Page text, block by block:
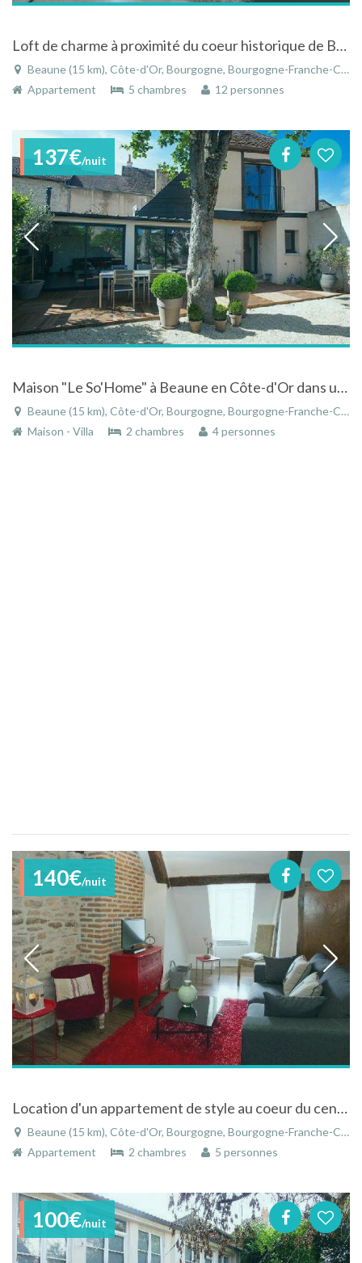
Loft de charme à proximité du coeur historique de Beaune
Beaune (15 km), Côte-d'Or, Bourgogne, Bourgogne-Franche-Comté, France
Appartement
5 chambres 12 personnes
137€/nuit
Maison "Le So'Home" à Beaune en Côte-d'Or dans un lieu propice à la détente et à la rêverie
Beaune (15 km), Côte-d'Or, Bourgogne, Bourgogne-Franche-Comté, France
Maison - Villa
2 chambres 4 personnes
140€/nuit
Location d'un appartement de style au coeur du centre historique de Beaune en Bourgogne
Beaune (15 km), Côte-d'Or, Bourgogne, Bourgogne-Franche-Comté, France
Appartement
2 chambres 5 personnes
100€/nuit